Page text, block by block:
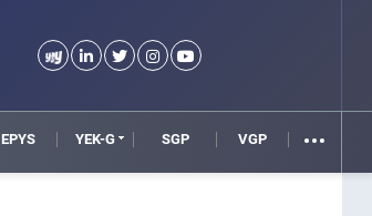
EPYS YEK-G SGP VGP